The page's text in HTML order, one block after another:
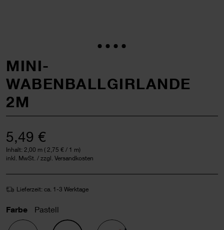
MINI-
WABENBALLGIRLANDE
2M
5,49 €
Inhalt: 2,00 m ( 2,75 € / 1 m)
inkl. MwSt. / zzgl. Versandkosten
Lieferzeit: ca. 1-3 Werktage
Farbe Pastell